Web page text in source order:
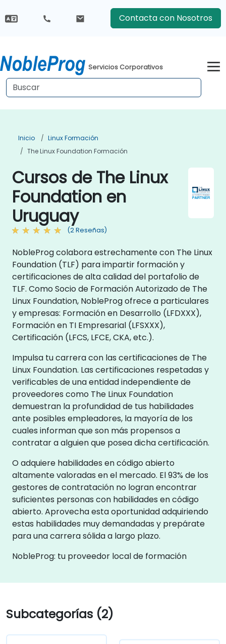
Contacta con Nosotros
Servicios Corporativos
Inicio
Linux Formación
The Linux Foundation Formación
Cursos de The Linux
Foundation en
Uruguay
(2 Reseñas)
NobleProg colabora estrechamente con The Linux
Foundation (TLF) para impartir formación y
certificaciones de alta calidad del portafolio de
TLF. Como Socio de Formación Autorizado de The
Linux Foundation, NobleProg ofrece a particulares
y empresas: Formación en Desarrollo (LFDXXX),
Formación en TI Empresarial (LFSXXX),
Certificación (LFCS, LFCE, CKA, etc.).
Impulsa tu carrera con las certificaciones de The
Linux Foundation. Las certificaciones respetadas y
verificables de una entidad independiente de
proveedores como The Linux Foundation
demuestran la profundidad de tus habilidades
ante posibles empleadores, la mayoría de los
cuales informan que son más propensos a
contratar a alguien que posea dicha certificación.
O adquiere habilidades en código abierto
altamente valoradas en el mercado. El 93% de los
gestores de contratación no logran encontrar
suficientes personas con habilidades en código
abierto. Aprovecha esta oportunidad adquiriendo
estas habilidades muy demandadas y prepárate
para una carrera sólida a largo plazo.
NobleProg: tu proveedor local de formación
Subcategorías (2)